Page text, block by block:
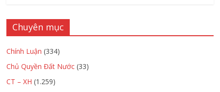
Chuyên mục
Chính Luận (334)
Chủ Quyền Đất Nước (33)
CT – XH (1.259)